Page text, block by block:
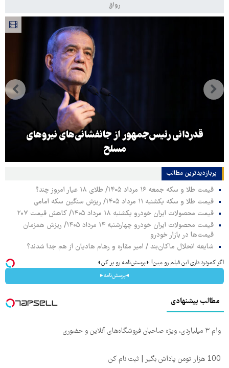
رواق
قدردانی رئیس‌جمهور از جانفشانی‌های نیروهای
مسلح
پربازدیدترین‌ مطالب
قیمت طلا و سکه جمعه ۱۶ مرداد ۱۴۰۵/ طلای ۱۸ عیار امروز چند؟
قیمت طلا و سکه یکشنبه ۱۱ مرداد ۱۴۰۵/ ریزش سنگین سکه امامی
قیمت محصولات ایران خودرو یکشنبه ۱۸ مرداد ۱۴۰۵/ کاهش قیمت ۲۰۷
قیمت محصولات ایران خودرو چهارشنبه ۱۴ مرداد ۱۴۰۵/ ریزش همزمان
قیمت‌ها در بازار خودرو
شایعه انحلال ماکان‌بند / امیر مقاره و رهام هادیان از هم جدا شدند؟
اگر کمردرد داری این فیلم رو ببین! ◗پرسش‌نامه رو پر کن◖
◂پرسش‌نامه▸
مطالب پیشنهادی
وام ۳ میلیاردی، ویژه صاحبان فروشگاه‌های آنلاین و حضوری
100 هزار تومن پاداش بگیر | ثبت نام کن